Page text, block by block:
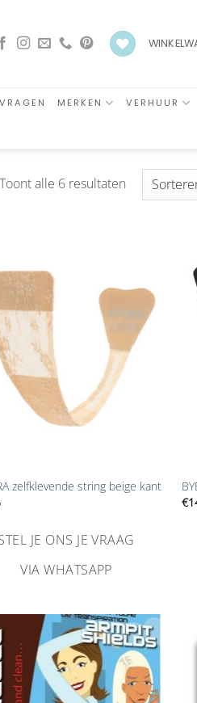
MERKEN VERHUUR
Toont alle 6 resultatenGesorteerd
toevoegen
zelfklevende string beige kant
JE ONS JE VRAAG
VIA WHATSAPP
€
Aan
verlanglijst
toevoegen